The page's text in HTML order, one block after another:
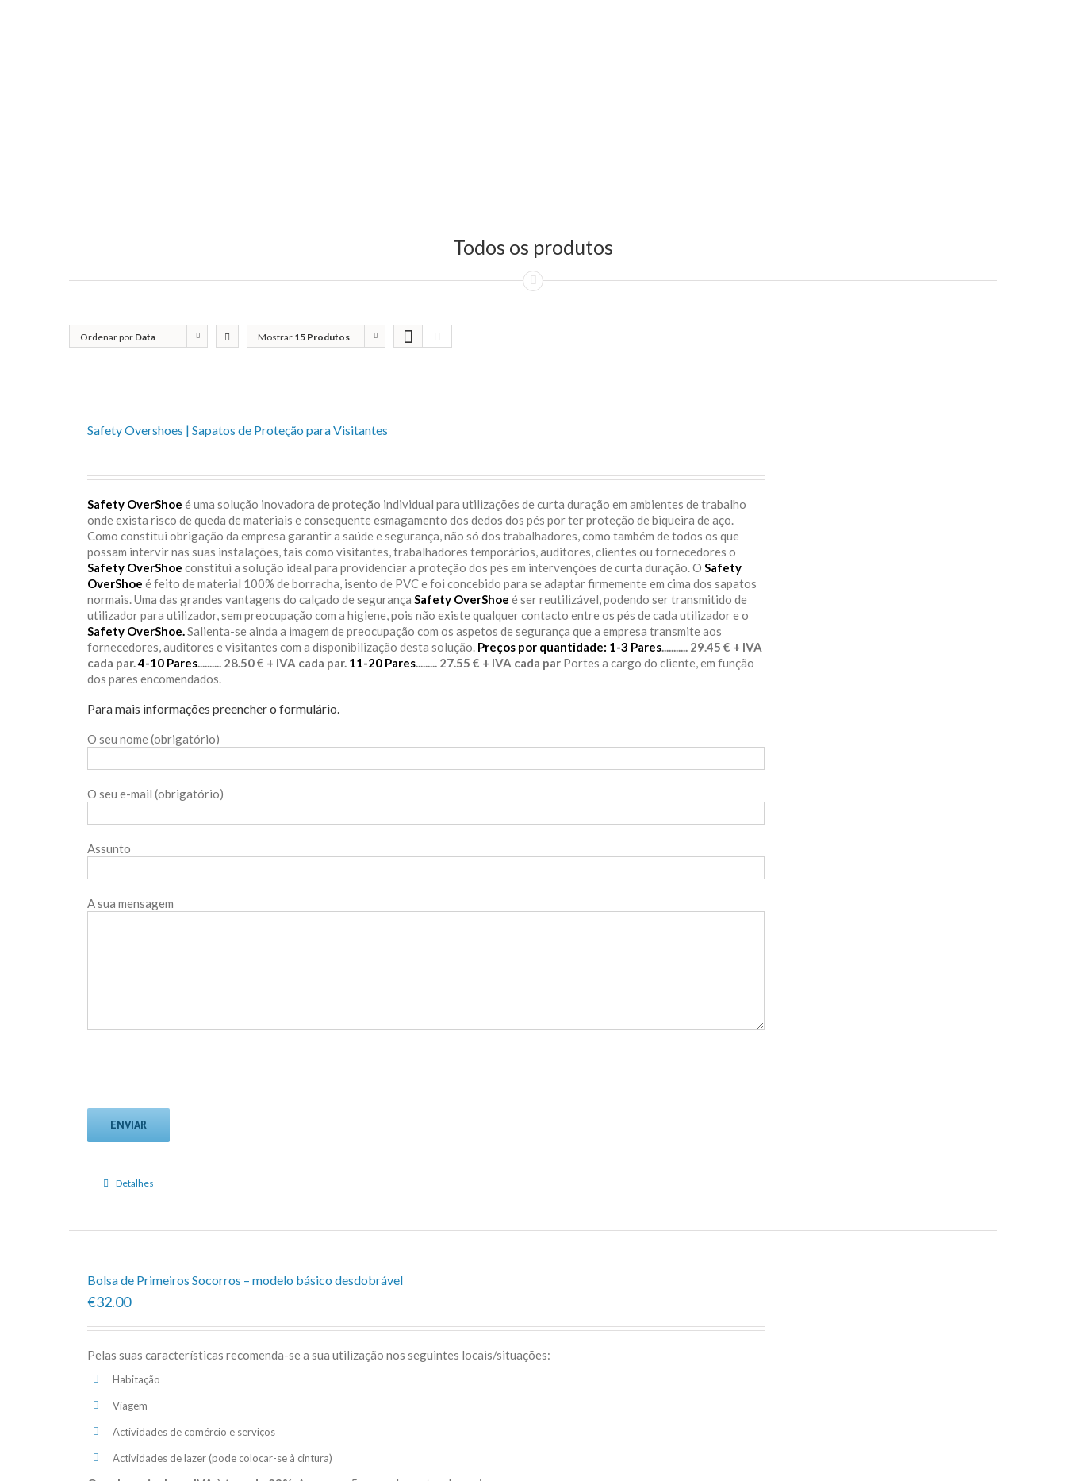
Todos os produtos
Ordenar por Data Mostrar 15 Produtos
Safety Overshoes | Sapatos de Proteção para Visitantes
Safety OverShoe é uma solução inovadora de proteção individual para utilizações de curta duração em ambientes de trabalho
onde exista risco de queda de materiais e consequente esmagamento dos dedos dos pés por ter proteção de biqueira de aço.
Como constitui obrigação da empresa garantir a saúde e segurança, não só dos trabalhadores, como também de todos os que
possam intervir nas suas instalações, tais como visitantes, trabalhadores temporários, auditores, clientes ou fornecedores o
Safety OverShoe constitui a solução ideal para providenciar a proteção dos pés em intervenções de curta duração. O Safety
OverShoe é feito de material 100% de borracha, isento de PVC e foi concebido para se adaptar firmemente em cima dos sapatos
normais. Uma das grandes vantagens do calçado de segurança Safety OverShoe é ser reutilizável, podendo ser transmitido de
utilizador para utilizador, sem preocupação com a higiene, pois não existe qualquer contacto entre os pés de cada utilizador e o
Safety OverShoe. Salienta-se ainda a imagem de preocupação com os aspetos de segurança que a empresa transmite aos
fornecedores, auditores e visitantes com a disponibilização desta solução. Preços por quantidade: 1-3 Pares ........... 29.45 € + IVA
cada par. 4-10 Pares .......... 28.50 € + IVA cada par. 11-20 Pares ......... 27.55 € + IVA cada par Portes a cargo do cliente, em função
dos pares encomendados.
Para mais informações preencher o formulário.
O seu nome (obrigatório)
O seu e-mail (obrigatório)
Assunto
A sua mensagem
Detalhes
Bolsa de Primeiros Socorros – modelo básico desdobrável
€32.00
Pelas suas características recomenda-se a sua utilização nos seguintes locais/situações:
Habitação
Viagem
Actividades de comércio e serviços
Actividades de lazer (pode colocar-se à cintura)